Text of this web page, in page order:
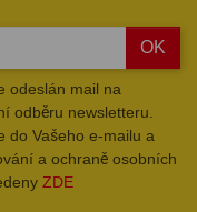
OK
odeslán mail na
odběru newsletteru.
do Vašeho e-mailu a
a ochraně osobních
ZDE